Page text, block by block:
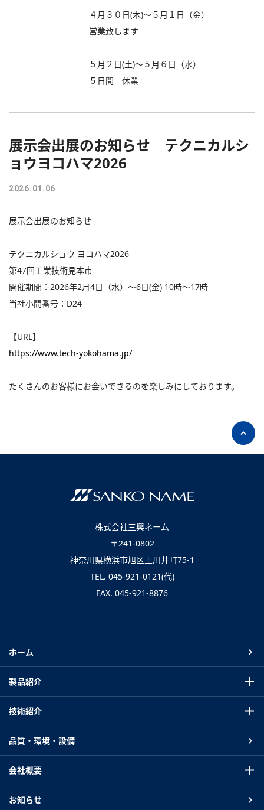
４月３０日(木)～５月１日（金）
営業致します
５月２日(土)～５月６日（水）
５日間 休業
展示会出展のお知らせ テクニカルシ
ョウヨコハマ2026
2026.01.06
展示会出展のお知らせ
テクニカルショウ ヨコハマ2026
第47回工業技術見本市
開催期間：2026年2月4日（水）～6日(金) 10時～17時
当社小間番号：D24
【URL】
https://www.tech-yokohama.jp/
たくさんのお客様にお会いできるのを楽しみにしております。
株式会社三興ネーム
〒241-0802
神奈川県横浜市旭区上川井町75-1
TEL. 045-921-0121(代)
FAX. 045-921-8876
ホーム
製品紹介
技術紹介
品質・環境・設備
会社概要
お知らせ